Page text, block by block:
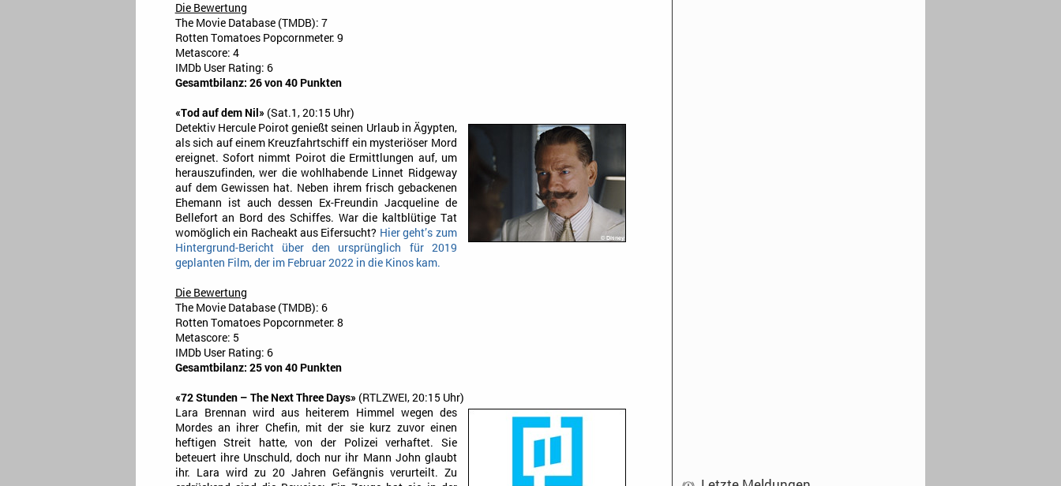
Die Bewertung
The Movie Database (TMDB): 7
Rotten Tomatoes Popcornmeter: 9
Metascore: 4
IMDb User Rating: 6
Gesamtbilanz: 26 von 40 Punkten
«Tod auf dem Nil» (Sat.1, 20:15 Uhr)
Detektiv Hercule Poirot genießt seinen Urlaub in Ägypten,
als sich auf einem Kreuzfahrtschiff ein mysteriöser Mord
ereignet. Sofort nimmt Poirot die Ermittlungen auf, um
herauszufinden, wer die wohlhabende Linnet Ridgeway
auf dem Gewissen hat. Neben ihrem frisch gebackenen
Ehemann ist auch dessen Ex-Freundin Jacqueline de
Bellefort an Bord des Schiffes. War die kaltblütige Tat
womöglich ein Racheakt aus Eifersucht? Hier geht’s zum
Hintergrund-Bericht über den ursprünglich für 2019
geplanten Film, der im Februar 2022 in die Kinos kam.
Die Bewertung
The Movie Database (TMDB): 6
Rotten Tomatoes Popcornmeter: 8
Metascore: 5
IMDb User Rating: 6
Gesamtbilanz: 25 von 40 Punkten
«72 Stunden – The Next Three Days» (RTLZWEI, 20:15 Uhr)
Lara Brennan wird aus heiterem Himmel wegen des
Mordes an ihrer Chefin, mit der sie kurz zuvor einen
heftigen Streit hatte, von der Polizei verhaftet. Sie
beteuert ihre Unschuld, doch nur ihr Mann John glaubt
ihr. Lara wird zu 20 Jahren Gefängnis verurteilt. Zu